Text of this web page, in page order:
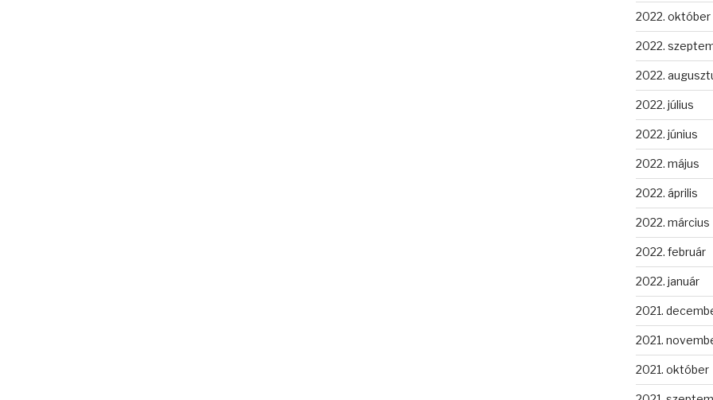
2022. október
2022.
2022.
2022. július
2022. június
2022. május
2022. április
2022. március
2022. február
2022. január
2021.
2021.
2021. október